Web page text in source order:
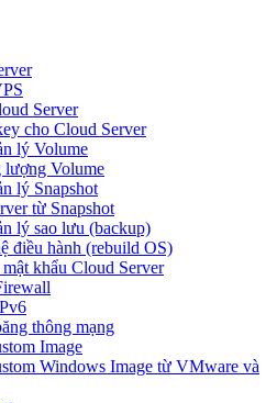
Server
cho Cloud Server
lý Volume
lượng Volume
lý Snapshot
từ Snapshot
lý sao lưu (backup)
điều hành (rebuild OS)
khẩu Cloud Server
thông mạng
Image
Windows Image từ VMware và